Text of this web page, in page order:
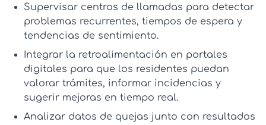
Supervisar centros de llamadas para detectar
problemas recurrentes, tiempos de espera y
tendencias de sentimiento.
Integrar la retroalimentación en portales
digitales para que los residentes puedan
valorar trámites, informar incidencias y
sugerir mejoras en tiempo real.
Analizar datos de quejas junto con resultados